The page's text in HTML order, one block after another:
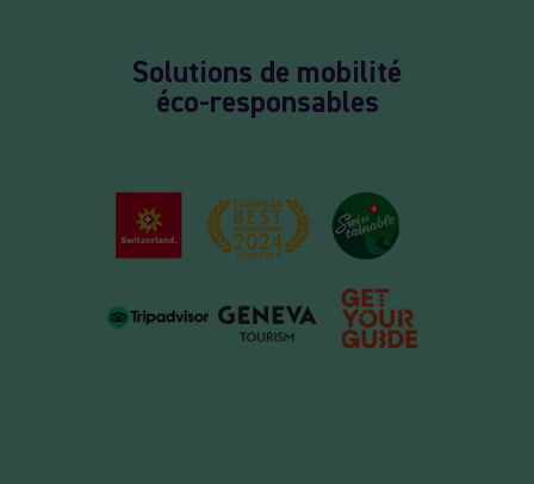
Solutions de mobilité
éco-responsables